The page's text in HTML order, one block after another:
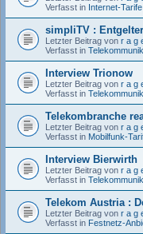
Verfasst in Internet-Tarife
simpliTV :
Letzter Beitrag von r a g
Verfasst in
Interview Trionow
Letzter Beitrag von r a g
Verfasst in
Telekombranche
Letzter Beitrag von r a g
Verfasst in Mobilfunk-
Interview Bierwirth
Letzter Beitrag von r a g
Verfasst in
Telekom Austria :
Letzter Beitrag von r a g
Verfasst in Festnetz-